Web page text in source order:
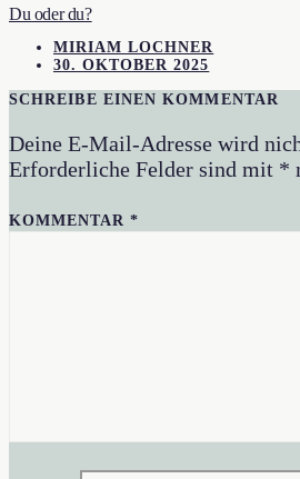
Du oder du?
MIRIAM LOCHNER
30. OKTOBER 2025
SCHREIBE EINEN KOMMENTAR
Deine E-Mail-Adresse wird
Erforderliche Felder sind mit *
KOMMENTAR*